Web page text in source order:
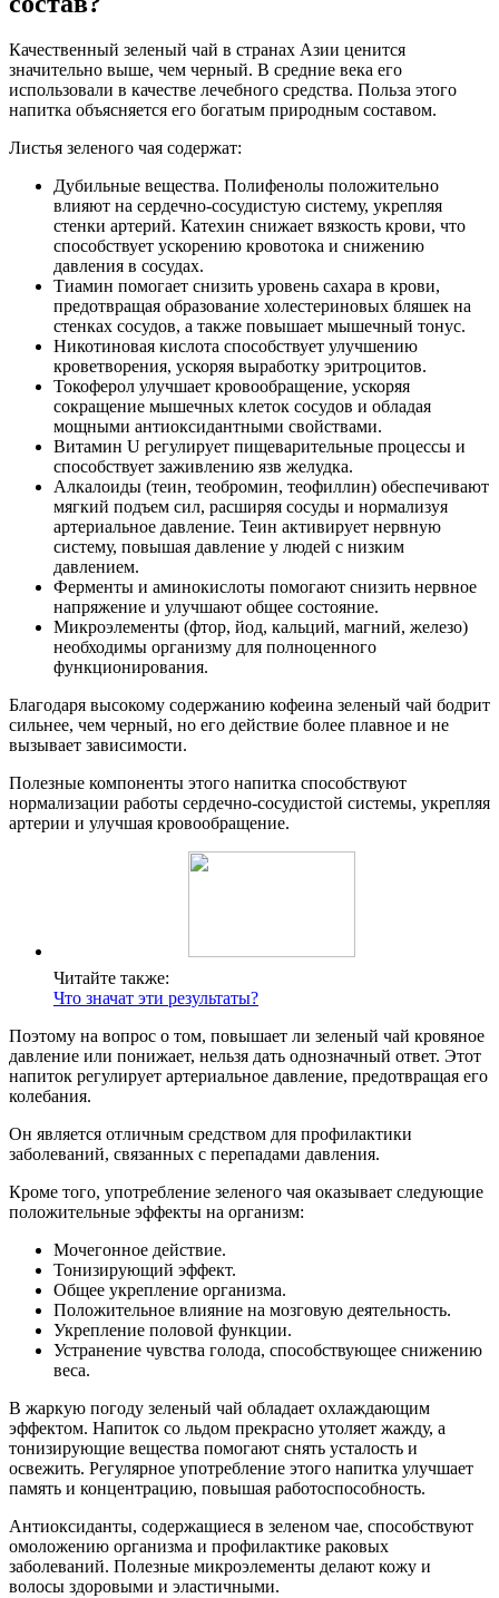
Качественный зеленый чай в странах Азии ценится
значительно выше, чем черный. В средние века его
использовали в качестве лечебного средства. Польза этого
напитка объясняется его богатым природным составом.
Листья зеленого чая содержат:
Дубильные вещества. Полифенолы положительно
влияют на сердечно-сосудистую систему, укрепляя
стенки артерий. Катехин снижает вязкость крови, что
способствует ускорению кровотока и снижению
давления в сосудах.
Тиамин помогает снизить уровень сахара в крови,
предотвращая образование холестериновых бляшек на
стенках сосудов, а также повышает мышечный тонус.
Никотиновая кислота способствует улучшению
кроветворения, ускоряя выработку эритроцитов.
Токоферол улучшает кровообращение, ускоряя
сокращение мышечных клеток сосудов и обладая
мощными антиоксидантными свойствами.
Витамин U регулирует пищеварительные процессы и
способствует заживлению язв желудка.
Алкалоиды (теин, теобромин, теофиллин) обеспечивают
мягкий подъем сил, расширяя сосуды и нормализуя
артериальное давление. Теин активирует нервную
систему, повышая давление у людей с низким
давлением.
Ферменты и аминокислоты помогают снизить нервное
напряжение и улучшают общее состояние.
Микроэлементы (фтор, йод, кальций, магний, железо)
необходимы организму для полноценного
функционирования.
Благодаря высокому содержанию кофеина зеленый чай бодрит
сильнее, чем черный, но его действие более плавное и не
вызывает зависимости.
Полезные компоненты этого напитка способствуют
нормализации работы сердечно-сосудистой системы, укрепляя
артерии и улучшая кровообращение.
Читайте также:
Что значат эти результаты?
Поэтому на вопрос о том, повышает ли зеленый чай кровяное
давление или понижает, нельзя дать однозначный ответ. Этот
напиток регулирует артериальное давление, предотвращая его
колебания.
Он является отличным средством для профилактики
заболеваний, связанных с перепадами давления.
Кроме того, употребление зеленого чая оказывает следующие
положительные эффекты на организм:
Мочегонное действие.
Тонизирующий эффект.
Общее укрепление организма.
Положительное влияние на мозговую деятельность.
Укрепление половой функции.
Устранение чувства голода, способствующее снижению
веса.
В жаркую погоду зеленый чай обладает охлаждающим
эффектом. Напиток со льдом прекрасно утоляет жажду, а
тонизирующие вещества помогают снять усталость и
освежить. Регулярное употребление этого напитка улучшает
память и концентрацию, повышая работоспособность.
Антиоксиданты, содержащиеся в зеленом чае, способствуют
омоложению организма и профилактике раковых
заболеваний. Полезные микроэлементы делают кожу и
волосы здоровыми и эластичными.